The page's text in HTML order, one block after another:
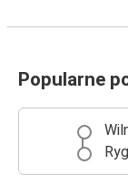
Popularne